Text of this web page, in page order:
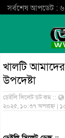
সর্বশেষ আপডেট :
খালটি
উপদেষ্টা
ডেইলি সিলেট ডট কম ::
২০২৫, ১০:৩৭ অপরাহ্ন |